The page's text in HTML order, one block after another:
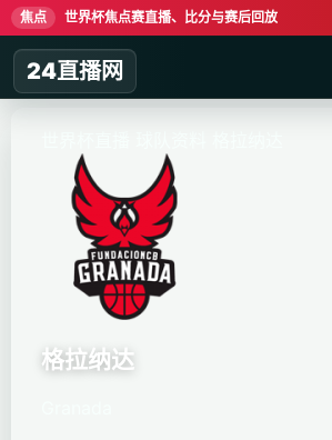
焦点 世界杯焦点赛直播、比分与赛后回放
24直播网
格拉纳达